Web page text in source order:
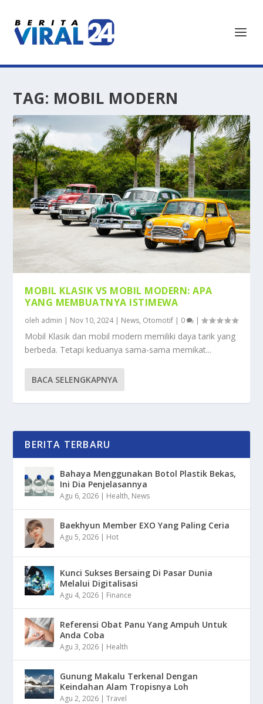
TAG: MOBIL MODERN
MOBIL KLASIK VS MOBIL MODERN: APA
YANG MEMBUATNYA ISTIMEWA
oleh admin | Nov 10, 2024| News, Otomotif | 0 |
Mobil Klasik dan mobil modern memiliki daya tarik yang
berbeda. Tetapi keduanya sama-sama memikat...
BACA SELENGKAPNYA
BERITA TERBARU
Bahaya Menggunakan Botol Plastik Bekas,
Ini Dia Penjelasannya
Agu 6, 2026 | Health, News
Baekhyun Member EXO Yang Paling Ceria
Agu 5, 2026 | Hot
Kunci Sukses Bersaing Di Pasar Dunia
Melalui Digitalisasi
Agu 4, 2026 | Finance
Referensi Obat Panu Yang Ampuh Untuk
Anda Coba
Agu 3, 2026 | Health
Gunung Makalu Terkenal Dengan
Keindahan Alam Tropisnya Loh
Agu 2, 2026 |Travel